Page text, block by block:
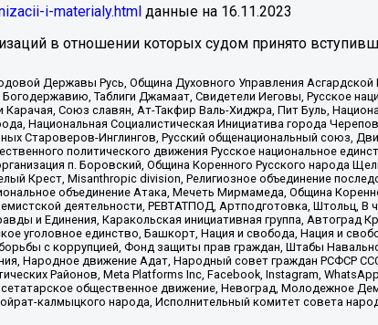
i-materialy.html данные на 16.11.2023
в отношении которых судом принято
Державы Русь, Община Духовного Управления
Таблиги Джамаат, Свидетели Иеговы, Русское
Союз славян, Ат-Такфир Валь-Хиджра, Пит Буль,
Национальная Социалистическая Инициатива города
Староверов-Инглингов, Русский общенациональный союз,
политического движения Русское национальное
п. Боровский, Община Коренного Русского народа
Крест, Misanthropic division, Религиозное объединение
объединение Атака, Мечеть Мирмамеда, Община
деятельности, РЕВТАТПОД, Артподготовка, Штольц, В
и Единения, Каракольская инициативная группа, Автоград
уголовное единство, Башкорт, Нация и свобода, Нация и
с коррупцией, Фонд защиты прав граждан, Штабы
Народное движение Адат, Народный совет граждан РСФСР
Районов, Meta Platforms Inc, Facebook, Instagram,
общественное движение, Невоград, Молодежное
калмыцкого народа, Исполнительный комитет совета